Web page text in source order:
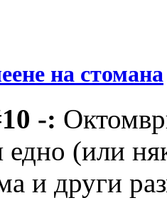
на стомана
-:
едно (или
и други